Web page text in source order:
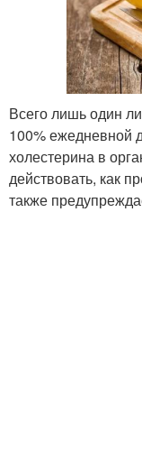
Всего лишь один
100% ежедневной
холестерина в
действовать, как
также